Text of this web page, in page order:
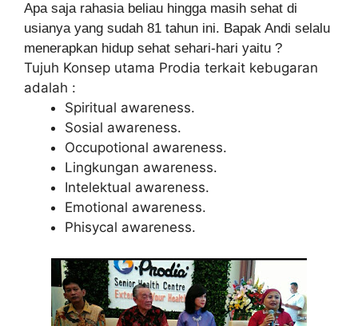
Apa saja rahasia beliau hingga masih sehat di
usianya yang sudah 81 tahun ini. Bapak Andi selalu
menerapkan hidup sehat sehari-hari yaitu ?
Tujuh Konsep utama Prodia terkait kebugaran
adalah :
Spiritual awareness.
Sosial awareness.
Occupotional awareness.
Lingkungan awareness.
Intelektual awareness.
Emotional awareness.
Phisycal awareness.